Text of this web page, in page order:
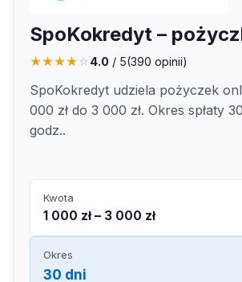
SpoKokredyt –
★★★★☆4.0 / 5(390 opinii)
SpoKokredyt udziela pożyczek
000 zł do 3 000 zł. Okres spłaty
godz..
Kwota
1 000 zł – 3 000 zł
Okres
30 dni